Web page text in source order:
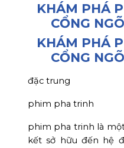
KHÁM PHÁ
CỔNG
KHÁM PHÁ
CỔNG
đặc trung
phim pha trinh
phim pha trinh là
kết sở hữu đến hệ